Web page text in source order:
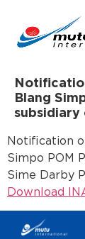
Blang
subsidiary
Notification
Simpo POM
Sime Darby
Download